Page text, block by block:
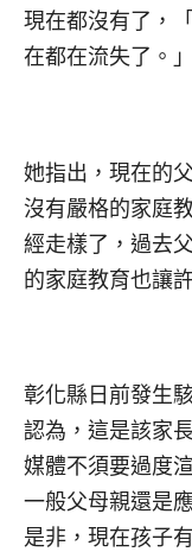
現在都沒有了，
在都在流失了。」
她指出，現在的
沒有嚴格的家庭
經走樣了，過去
的家庭教育也讓
彰化縣日前發生
認為，這是該家
媒體不須要過度
一般父母親還是
是非，現在孩子